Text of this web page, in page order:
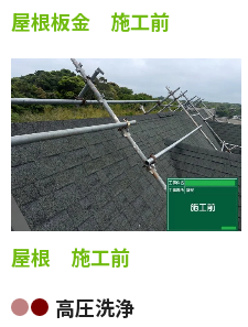
屋根板金 施工前
屋根 施工前
高圧洗浄